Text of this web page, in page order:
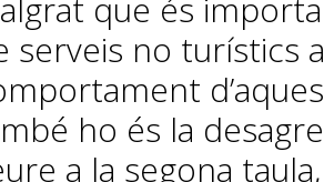
serveis no turístics
ho és la
a la segona